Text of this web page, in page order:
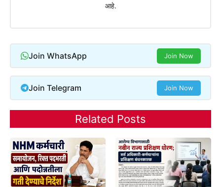
आहे.
Join WhatsApp Join Now
Join Telegram Join Now
Related Posts